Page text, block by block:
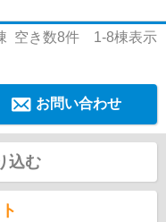
空き数8件 1-8棟表示
お問い合わせ
込む